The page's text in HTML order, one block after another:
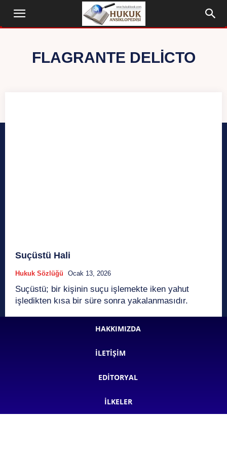
FLAGRANTE DELICTO
Suçüstü Hali
Hukuk Sözlüğü Ocak 13, 2026
Suçüstü; bir kişinin suçu işlemekte iken yahut
işledikten kısa bir süre sonra yakalanmasıdır.
HAKKIMIZDA
İLETIŞIM
EDITORYAL
İLKELER